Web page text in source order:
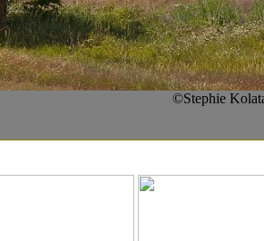
©Stephie